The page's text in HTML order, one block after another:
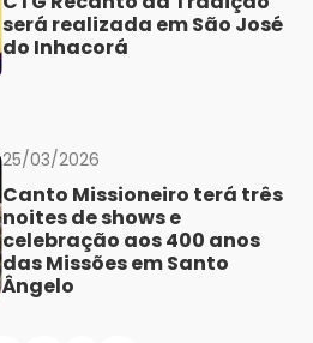
será realizada em São José
do Inhacorá
25/03/2026
Canto Missioneiro terá três
noites de shows e
celebração aos 400 anos
das Missões em Santo
Ângelo